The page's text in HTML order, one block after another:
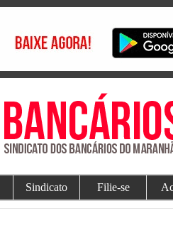
Sindicato Filie-se